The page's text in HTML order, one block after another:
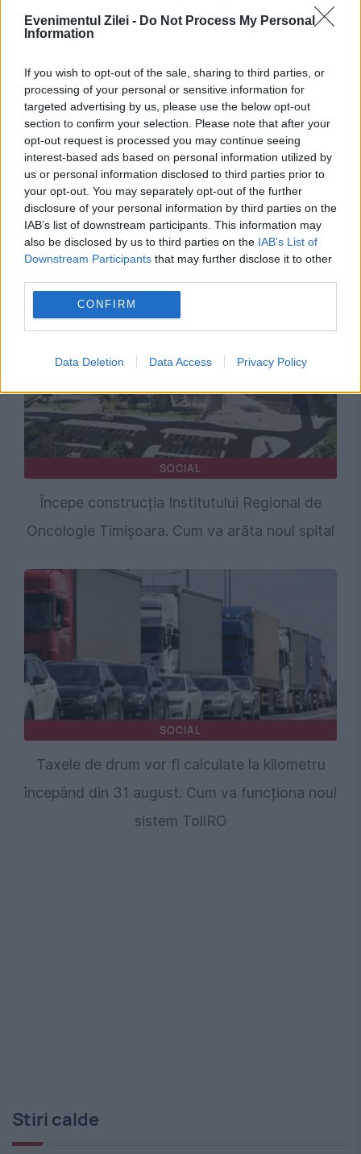
Evenimentul Zilei - Do Not Process My Personal
Information
If you wish to opt-out of the sale, sharing to third parties, or
processing of your personal or sensitive information for
targeted advertising by us, please use the below opt-out
section to confirm your selection. Please note that after your
opt-out request is processed you may continue seeing
interest-based ads based on personal information utilized by
us or personal information disclosed to third parties prior to
your opt-out. You may separately opt-out of the further
disclosure of your personal information by third parties on the
IAB’s list of downstream participants. This information may
also be disclosed by us to third parties on the IAB’s List of
Downstream Participants that may further disclose it to other
CONFIRM
Data Deletion Data Access Privacy Policy
POLITICA
PSD acuză un abuz în serviciu la Timișoara.
Social-democrații solicită ANI și MAI să
anuleze sancțiunea primită de Dominic Fritz
SOCIAL
Începe construcția Institutului Regional de
Oncologie Timișoara. Cum va arăta noul spital
SOCIAL
Taxele de drum vor fi calculate la kilometru
începând din 31 august. Cum va funcționa noul
sistem TollRO
Stiri calde